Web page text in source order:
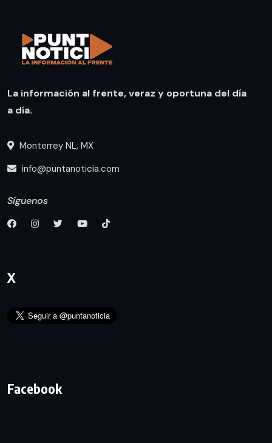
La información al frente, veraz y oportuna del día
a día.
Monterrey NL, MX
info@puntanoticia.com
Síguenos
X
Facebook